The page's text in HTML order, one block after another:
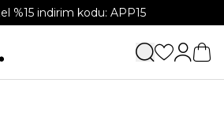
%15 indirim kodu: APP15